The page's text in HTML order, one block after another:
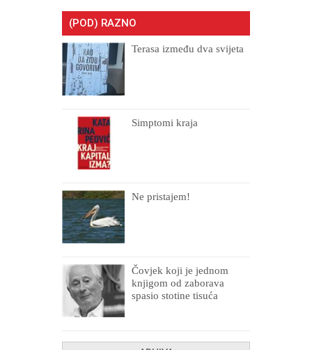
(POD) RAZNO
Terasa između dva svijeta
Simptomi kraja
Ne pristajem!
Čovjek koji je jednom
knjigom od zaborava
spasio stotine tisuća